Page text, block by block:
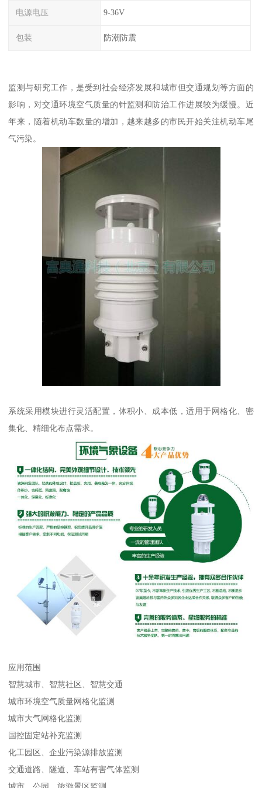
电源电压 9-36V
包装 防潮防震
监测与研究工作，是受到社会经济发展和城市但交通规划等方面的
影响，对交通环境空气质量的针监测和防治工作进展较为缓慢。近
年来，随着机动车数量的增加，越来越多的市民开始关注机动车尾
气污染。
系统采用模块进行灵活配置，体积小、成本低，适用于网格化、密
集化、精细化布点需求。
应用范围
智慧城市、智慧社区、智慧交通
城市环境空气质量网格化监测
城市大气网格化监测
国控固定站补充监测
化工园区、企业污染源排放监测
交通道路、隧道、车站有害气体监测